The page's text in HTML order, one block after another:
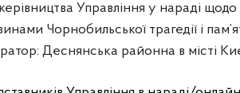
Управління у нараді
Чорнобильської трагедії і
Деснянська районна в місті